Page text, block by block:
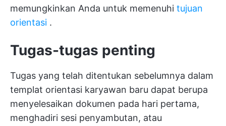
memungkinkan Anda untuk memenuhi tujuan
orientasi .
Tugas-tugas penting
Tugas yang telah ditentukan sebelumnya dalam
templat orientasi karyawan baru dapat berupa
menyelesaikan dokumen pada hari pertama,
menghadiri sesi penyambutan, atau